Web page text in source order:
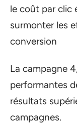
le coût par clic
surmonter les
conversion
La campagne
performantes
résultats
campagnes.